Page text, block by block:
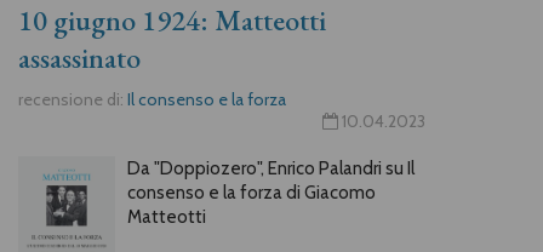
10 giugno 1924: Matteotti
assassinato
recensione di: Il consenso e la forza
10.04.2023
Da "Doppiozero", Enrico Palandri su Il
consenso e la forza di Giacomo
Matteotti